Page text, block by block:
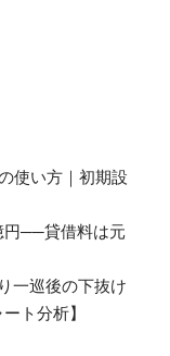
使い方｜初期設
円──貸借料は元
一巡後の下抜け
ト分析】